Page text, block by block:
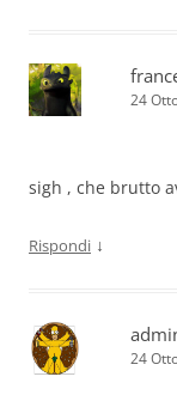
24
sigh , che brutto
Rispondi ↓
24